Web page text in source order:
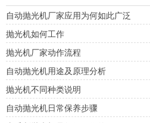
自动抛光机厂家应用为何如此广泛
抛光机如何工作
抛光机厂家动作流程
自动抛光机用途及原理分析
抛光机不同种类说明
自动抛光机日常保养步骤